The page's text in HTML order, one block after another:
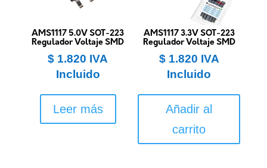
AMS1117 5.0V SOT-223
Regulador Voltaje SMD
$ 1.820 IVA
Incluido
Leer más
AMS1117 3.3V SOT-223
Regulador Voltaje SMD
$1.820 IVA
Incluido
Añadir al
carrito